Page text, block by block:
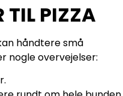
TIL PIZZA
håndtere små
nogle overvejelser: